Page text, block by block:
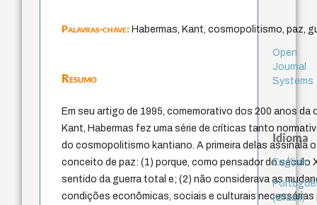
Palavras-chave:Habermas, Kant, cosmopolitismo, paz,
Resumo
Em seu artigo de 1995, comemorativo dos 200 anos da
Kant, Habermas fez uma série de críticas tanto
do cosmopolitismo kantiano. A primeira delas assinala
conceito de paz: (1) porque, como pensador do século
sentido da guerra total e; (2) não considerava as
condições econômicas, sociais e culturais necessárias
Open
Journal
Systems
Idioma
English
(Brasil)